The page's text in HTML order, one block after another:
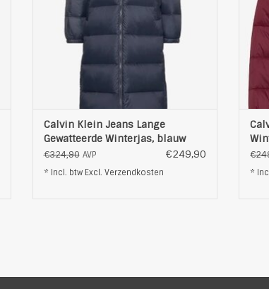
terwijl de volledige lengte maxim
TOEVOEGEN AAN WINKELWAGEN
Calvin Klein Jeans Lange
Gewatteerde Winterjas, blauw
€324,90 AVP €249,90
* Incl. btw Excl. Verzendkosten *